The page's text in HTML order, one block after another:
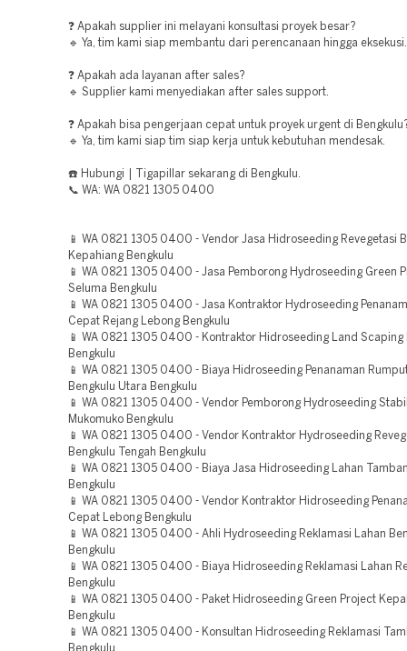
❓ Apakah supplier ini melayani konsultasi proyek besar?
🔹 Ya, tim kami siap membantu dari perencanaan hingga eksekusi.
❓ Apakah ada layanan after sales?
🔹 Supplier kami menyediakan after sales support.
❓ Apakah bisa pengerjaan cepat untuk proyek urgent di
🔹 Ya, tim kami siap tim siap kerja untuk kebutuhan mendesak.
☎️ Hubungi | Tigapillar sekarang di Bengkulu.
📞 WA: WA 0821 1305 0400
📱 WA 0821 1305 0400 - Vendor Jasa Hidroseeding Revegetasi
Kepahiang Bengkulu
📱 WA 0821 1305 0400 - Jasa Pemborong Hydroseeding Green
Seluma Bengkulu
📱 WA 0821 1305 0400 - Jasa Kontraktor Hydroseeding
Cepat Rejang Lebong Bengkulu
📱 WA 0821 1305 0400 - Kontraktor Hidroseeding Land Scaping
Bengkulu
📱 WA 0821 1305 0400 - Biaya Hidroseeding Penanaman
Bengkulu Utara Bengkulu
📱 WA 0821 1305 0400 - Vendor Pemborong Hydroseeding
Mukomuko Bengkulu
📱 WA 0821 1305 0400 - Vendor Kontraktor Hydroseeding
Bengkulu Tengah Bengkulu
📱 WA 0821 1305 0400 - Biaya Jasa Hidroseeding Lahan
Bengkulu
📱 WA 0821 1305 0400 - Vendor Kontraktor Hidroseeding
Cepat Lebong Bengkulu
📱 WA 0821 1305 0400 - Ahli Hydroseeding Reklamasi Lahan
Bengkulu
📱 WA 0821 1305 0400 - Biaya Hidroseeding Reklamasi Lahan
Bengkulu
📱 WA 0821 1305 0400 - Paket Hidroseeding Green Project
Bengkulu
📱 WA 0821 1305 0400 - Konsultan Hidroseeding Reklamasi
Bengkulu